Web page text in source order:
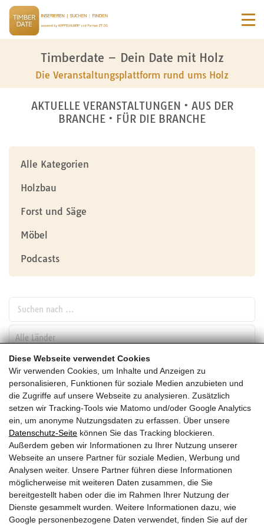
Diese Webseite verwendet Cookies
Wir verwenden Cookies, um Inhalte und Anzeigen zu
personalisieren, Funktionen für soziale Medien anzubieten und
die Zugriffe auf unsere Webseite zu analysieren. Zusätzlich
setzen wir Tracking-Tools wie Matomo und/oder Google Analytics
ein, um anonyme Nutzungsdaten zu erfassen. Über unsere
Datenschutz-Seite können Sie das Tracking blockieren.
Außerdem geben wir Informationen zu Ihrer Nutzung unserer
Webseite an unsere Partner für soziale Medien, Werbung und
Analysen weiter. Unsere Partner führen diese Informationen
möglicherweise mit weiteren Daten zusammen, die Sie
bereitgestellt haben oder die im Rahmen Ihrer Nutzung der
Dienste gesammelt wurden. Weitere Informationen dazu, wie
Google personenbezogene Daten verwendet, finden Sie auf der
Timberdate – Dein Date mit Holz
Die Veranstaltungsplattform rund ums Holz
AKTUELLE VERANSTALTUNGEN • AUS DER
BRANCHE • FÜR DIE BRANCHE
Alle Kategorien
Holzbau
Forst und Säge
Möbel
Podcasts
SUCHEN
Februar
HEUTE
2027
Februar 2027
Es wurden leider keine Veranstaltungen gefunden ....